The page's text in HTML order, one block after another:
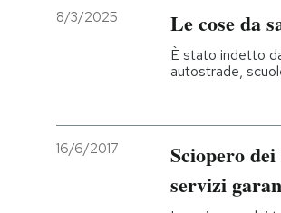
8/3/2025 Le cose da
È stato indetto
autostrade,
16/6/2017
Sciopero
servizi